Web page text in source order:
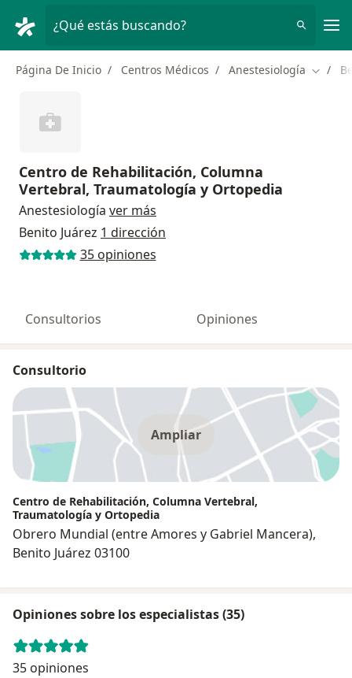
¿Qué estás buscando?
Página De Inicio Centros Médicos Anestesiología
Centro de Rehabilitación, Columna
Vertebral, Traumatología y Ortopedia
Anestesiología ver más
Benito Juárez 1 dirección
35 opiniones
Consultorios Opiniones
Consultorio
Ampliar
Centro de Rehabilitación, Columna Vertebral,
Traumatología y Ortopedia
Obrero Mundial (entre Amores y Gabriel Mancera),
Benito Juárez 03100
Opiniones sobre los especialistas (35)
35 opiniones